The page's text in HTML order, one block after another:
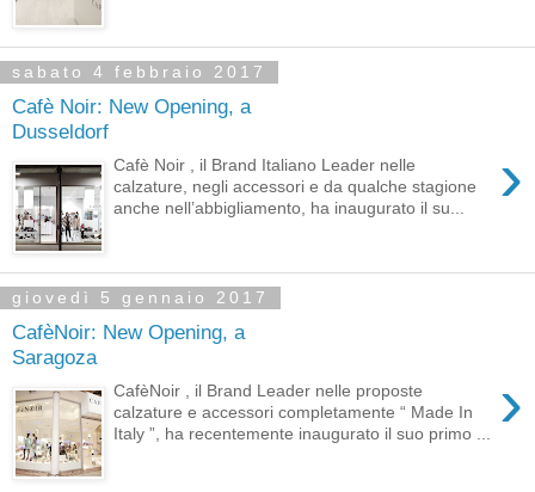
sabato 4 febbraio 2017
Cafè Noir: New Opening, a
Dusseldorf
›
Cafè Noir , il Brand Italiano Leader nelle
calzature, negli accessori e da qualche stagione
anche nell’abbigliamento, ha inaugurato il su...
giovedì 5 gennaio 2017
CafèNoir: New Opening, a
Saragoza
›
CafèNoir , il Brand Leader nelle proposte
calzature e accessori completamente “ Made In
Italy ”, ha recentemente inaugurato il suo primo ...